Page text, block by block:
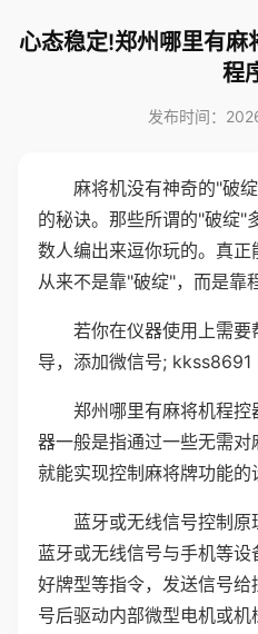
心态稳定!郑州哪里有
程
发布时间：
麻将机没有神奇的"破
的秘诀。那些所谓的"破绽"
数人编出来逗你玩的。真
从来不是靠"破绽"，而是靠
若你在仪器使用上需
导，添加微信号; kkss8691
郑州哪里有麻将机程
器一般是指通过一些无需
就能实现控制麻将牌功能的
蓝牙或无线信号控制
蓝牙或无线信号与手机等
好牌型等指令，发送信号
号后驱动内部微型电机或机